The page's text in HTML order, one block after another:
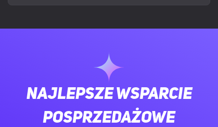
WAGA I ROZMIARY
Wysokość produktu 21 mm
Najlepsze wsparcie
posprzedażowe